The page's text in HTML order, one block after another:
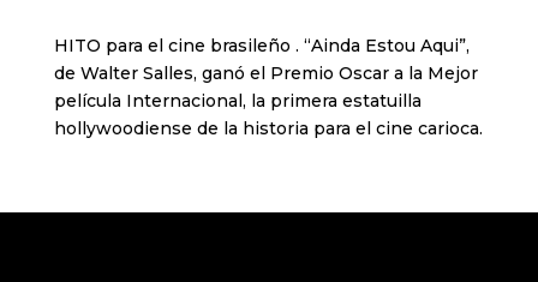
HITO para el cine brasileño . “Ainda Estou Aqui”,
de Walter Salles, ganó el Premio Oscar a la Mejor
película Internacional, la primera estatuilla
hollywoodiense de la historia para el cine carioca.